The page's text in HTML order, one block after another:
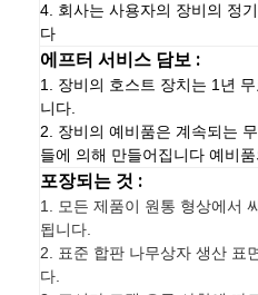
4. 회사는 사용자의 장비의 정
다
에프터 서비스 담보 :
1. 장비의 호스트 장치는 1년
니다.
2. 장비의 예비품은 계속되는
들에 의해 만들어집니다 예비품
포장되는 것 :
1.
모든 제품이 원통 형상에서
됩니다.
2. 표준 합판 나무상자 생산 표
다.